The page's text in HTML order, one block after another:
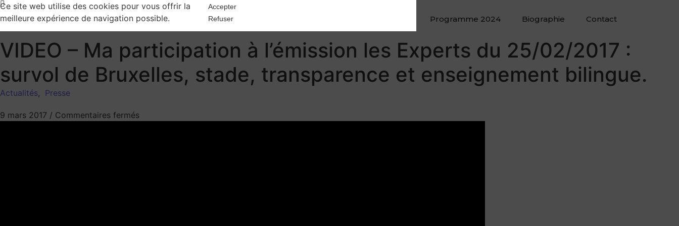
Programme 2024 Biographie Contact
VIDEO – Ma participation à l’émission les Experts du 25/02/2017 :
survol de Bruxelles, stade, transparence et enseignement bilingue.
Actualités, Presse
9 mars 2017 / Commentaires fermés
Ce site web utilise des cookies pour vous offrir la
meilleure expérience de navigation possible.
Accepter
Refuser